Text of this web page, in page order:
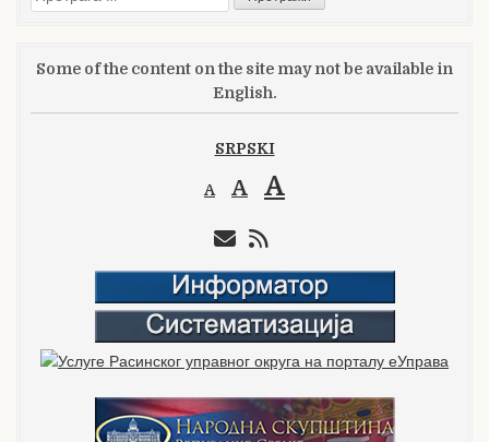
за:
Some of the content on the site may not be available in
English.
SRPSKI
A A A